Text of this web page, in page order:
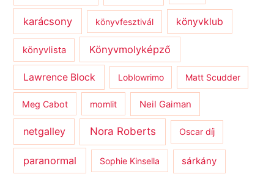
karácsony könyvfesztivál könyvklub
könyvlista Könyvmolyképző
Lawrence Block Loblowrimo Matt Scudder
Meg Cabot momlit Neil Gaiman
netgalley Nora Roberts Oscar díj
paranormal Sophie Kinsella sárkány